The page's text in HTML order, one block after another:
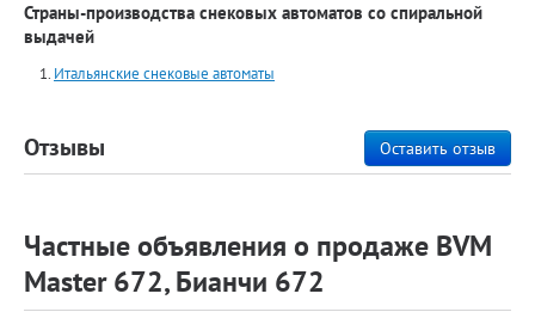
Страны-производства снековых автоматов со спиральной
выдачей
Итальянские снековые автоматы
Оставить отзыв
Отзывы
Частные объявления о продаже BVM
Master 672, Бианчи 672